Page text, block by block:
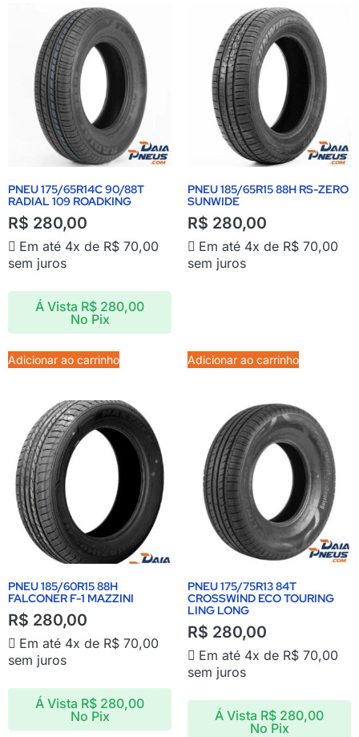
PNEU 175/65R14C 90/88T
RADIAL 109 ROADKING
R$ 280,00
Em até 4x de R$ 70,00
sem juros
Á Vista R$ 280,00
No Pix
Adicionar ao carrinho
PNEU 185/65R15 88H RS-ZERO
SUNWIDE
R$ 280,00
Em até 4x de R$ 70,00
sem juros
Adicionar ao carrinho
PNEU 185/60R15 88H
FALCONER F-1 MAZZINI
R$ 280,00
Em até 4x de R$ 70,00
sem juros
Á Vista R$ 280,00
No Pix
PNEU 175/75R13 84T
CROSSWIND ECO TOURING
LING LONG
R$ 280,00
Em até 4x de R$ 70,00
sem juros
Á Vista R$ 280,00
No Pix